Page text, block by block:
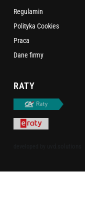
Regulamin
Polityka Cookies
Praca
Dane firmy
RATY